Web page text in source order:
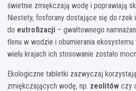
świetnie zmiękczają wodę i poprawiają
Niestety, fosforany dostające się do
do eutrofizacji – gwałtownego
tlenu w wodzie i obumierania
wielu krajach ich stosowanie zostało
Ekologiczne tabletki zazwyczaj
zmiękczających wodę, np. zeolitów czy